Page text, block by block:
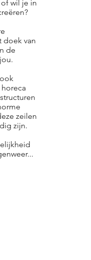
wil je in
doek van
de
zeilen
zijn.